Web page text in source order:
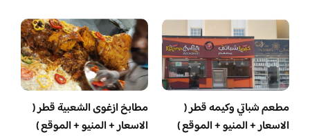
مطعم شباتي وكيمه قطر (
الاسعار + المنيو + الموقع )
مطابخ ازغوى الشعبية قطر (
الاسعار + المنيو + الموقع )